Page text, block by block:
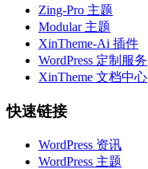
Zing-Pro 主题
Modular 主题
XinTheme-Ai 插件
WordPress 定制服务
XinTheme 文档中心
快速链接
WordPress 资讯
WordPress 主题